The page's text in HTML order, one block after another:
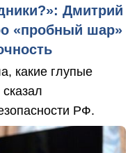
Дмитрий
«пробный шар»
какие глупые
РФ.